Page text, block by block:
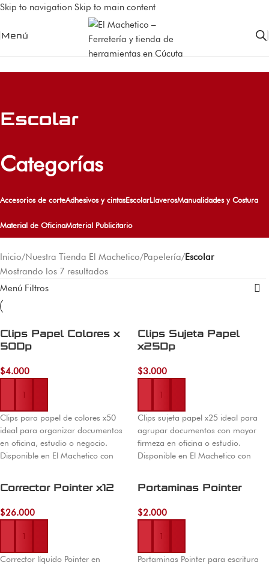
Skip to navigation Skip to main content
Menú
Escolar
Categorías
Accesorios de corteAdhesivos y cintasEscolarLlaverosManualidades y Costura
Material de OficinaMaterial Publicitario
Inicio/Nuestra Tienda El Machetico/Papelería/Escolar
Mostrando los 7 resultados
Menú Filtros
Clips Papel Colores x
50Dp
$4.000
Añadir al carrito
Clips para papel de colores x50
ideal para organizar documentos
en oficina, estudio o negocio.
Disponible en El Machetico con
Clips Sujeta Papel
x25Dp
$3.000
Añadir al carrito
Clips sujeta papel x25 ideal para
agrupar documentos con mayor
firmeza en oficina o estudio.
Disponible en El Machetico con
Corrector Pointer x12
$26.000
Añadir al carrito
Corrector líquido Pointer en
Portaminas Pointer
$2.000
Añadir al carrito
Portaminas Pointer para escritura